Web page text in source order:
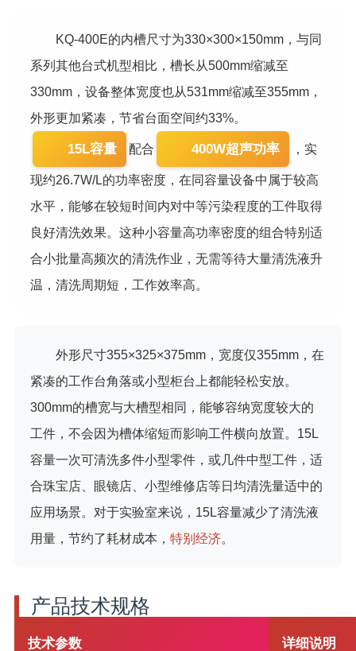
KQ-400E的内槽尺寸为330×300×150mm，与同
系列其他台式机型相比，槽长从500mm缩减至
330mm，设备整体宽度也从531mm缩减至355mm，
外形更加紧凑，节省台面空间约33%。
15L容量 配合 400W超声功率 ，实
现约26.7W/L的功率密度，在同容量设备中属于较高
水平，能够在较短时间内对中等污染程度的工件取得
良好清洗效果。这种小容量高功率密度的组合特别适
合小批量高频次的清洗作业，无需等待大量清洗液升
温，清洗周期短，工作效率高。
外形尺寸355×325×375mm，宽度仅355mm，在
紧凑的工作台角落或小型柜台上都能轻松安放。
300mm的槽宽与大槽型相同，能够容纳宽度较大的
工件，不会因为槽体缩短而影响工件横向放置。15L
容量一次可清洗多件小型零件，或几件中型工件，适
合珠宝店、眼镜店、小型维修店等日均清洗量适中的
应用场景。对于实验室来说，15L容量减少了清洗液
用量，节约了耗材成本， 特别经济。
产品技术规格
技术参数 详细说明